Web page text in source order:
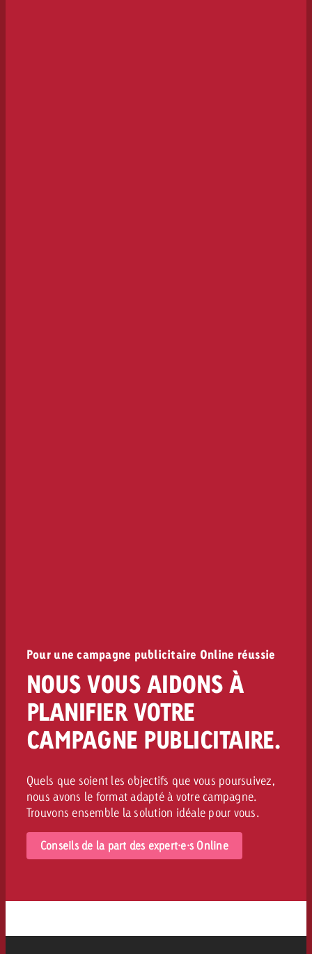
Pour une campagne publicitaire Online réussie
NOUS VOUS AIDONS À
PLANIFIER VOTRE
CAMPAGNE PUBLICITAIRE.
Quels que soient les objectifs que vous poursuivez,
nous avons le format adapté à votre campagne.
Trouvons ensemble la solution idéale pour vous.
Conseils de la part des expert·e·s Online